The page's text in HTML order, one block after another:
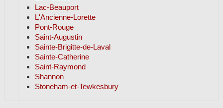
Lac-Beauport
L'Ancienne-Lorette
Pont-Rouge
Saint-Augustin
Sainte-Brigitte-de-Laval
Sainte-Catherine
Saint-Raymond
Shannon
Stoneham-et-Tewkesbury